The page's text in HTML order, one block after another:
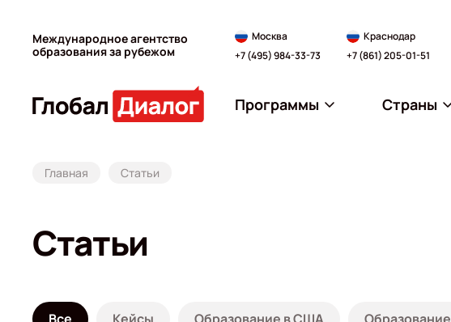
Международное агентство
образования за рубежом
Москва
+7 (495) 984-33-73
Краснодар
+7 (861) 205-01-51
Программы Страны
Главная Статьи
Статьи